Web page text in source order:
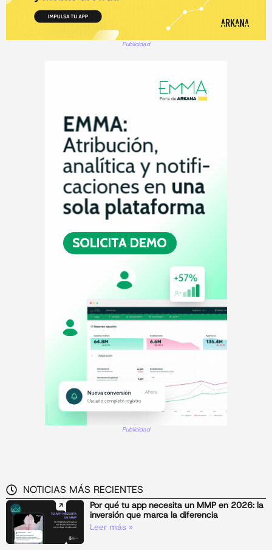
Publicidad
Publicidad
NOTICIAS MÁS RECIENTES
Por qué tu app necesita un MMP en 2026: la
inversión que marca la diferencia
Leer más »